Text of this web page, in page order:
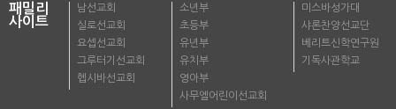
패밀리
사이트
남선교회
실로선교회
요셉선교회
그루터기선교회
헵시바선교회
소년부
초등부
유년부
유치부
영아부
사무엘어린이선교회
미스바성가대
샤론찬양선교단
베리트신학연구원
기독사관학교